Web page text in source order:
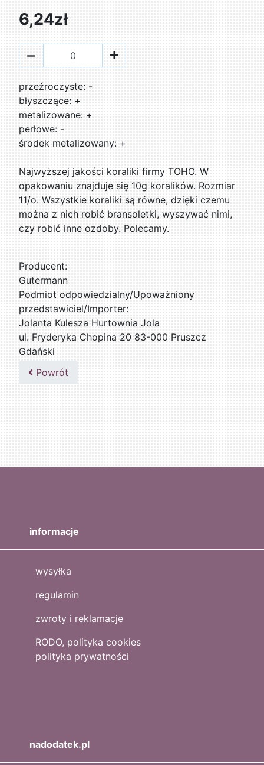
6,24zł
przeźroczyste: -
błyszczące: +
metalizowane: +
perłowe: -
środek metalizowany: +
Najwyższej jakości koraliki firmy TOHO. W
opakowaniu znajduje się 10g koralików. Rozmiar
11/o. Wszystkie koraliki są równe, dzięki czemu
można z nich robić bransoletki, wyszywać nimi,
czy robić inne ozdoby. Polecamy.
Producent:
Gutermann
Podmiot odpowiedzialny/Upoważniony
przedstawiciel/Importer:
Jolanta Kulesza Hurtownia Jola
ul. Fryderyka Chopina 20 83-000 Pruszcz
Gdański
Powrót
informacje
wysyłka
regulamin
zwroty i reklamacje
RODO, polityka cookies
polityka prywatności
nadodatek.pl